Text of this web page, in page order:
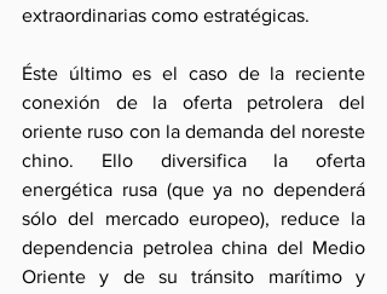
extraordinarias como estratégicas.
Éste último es el caso de la reciente
conexión de la oferta petrolera del
oriente ruso con la demanda del noreste
chino. Ello diversifica la oferta
energética rusa (que ya no dependerá
sólo del mercado europeo), reduce la
dependencia petrolea china del Medio
Oriente y de su tránsito marítimo y